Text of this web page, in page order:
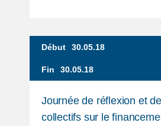
Début 30.05.18
Fin 30.05.18
Journée de réflexion et
collectifs sur le